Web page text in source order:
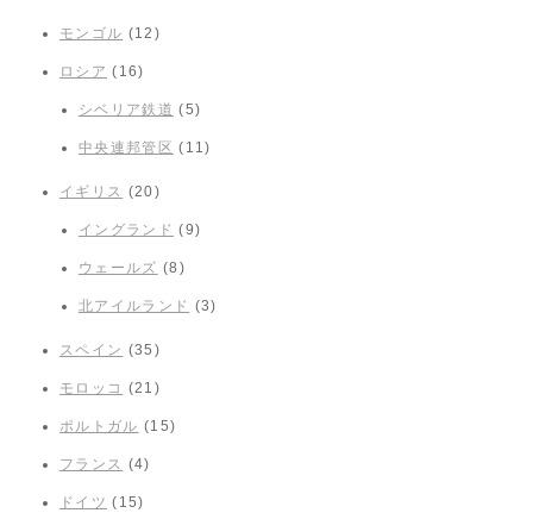
モンゴル (12)
ロシア (16)
シベリア鉄道 (5)
中央連邦管区 (11)
イギリス (20)
イングランド (9)
ウェールズ (8)
北アイルランド (3)
スペイン (35)
モロッコ (21)
ポルトガル (15)
フランス (4)
ドイツ (15)